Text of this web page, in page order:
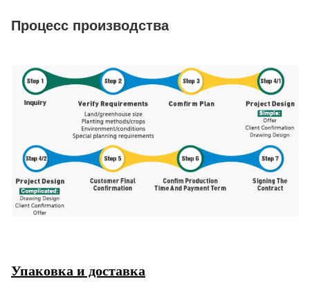
Процесс производства
Упаковка и доставка